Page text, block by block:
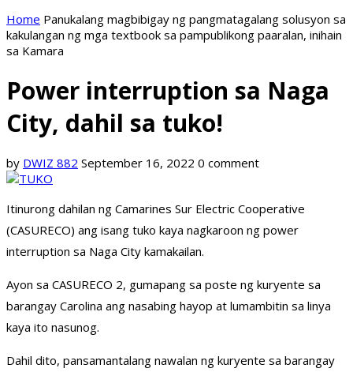
Home Panukalang magbibigay ng pangmatagalang solusyon sa
kakulangan ng mga textbook sa pampublikong paaralan, inihain
sa Kamara
Power interruption sa Naga
City, dahil sa tuko!
by DWIZ 882 September 16, 2022 0 comment
Itinurong dahilan ng Camarines Sur Electric Cooperative
(CASURECO) ang isang tuko kaya nagkaroon ng power
interruption sa Naga City kamakailan.
Ayon sa CASURECO 2, gumapang sa poste ng kuryente sa
barangay Carolina ang nasabing hayop at lumambitin sa linya
kaya ito nasunog.
Dahil dito, pansamantalang nawalan ng kuryente sa barangay